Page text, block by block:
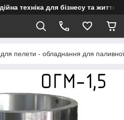
техніка для бізнесу та життя
пелети - обладнання для